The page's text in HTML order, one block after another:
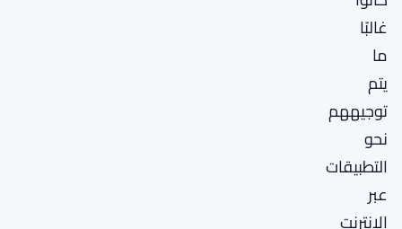
غالبًا
ما
يتم
توجيههم
نحو
التطبيقات
عبر
الإنترنت